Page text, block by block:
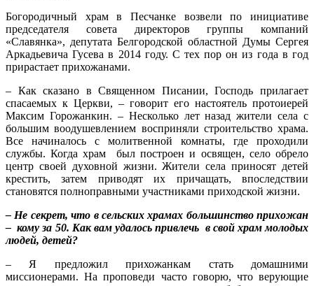
Богородичный храм в Песчанке возвели по инициативе
председателя совета директоров группы компаний
«Славянка», депутата Белгородской областной Думы Сергея
Аркадьевича Гусева в 2014 году. С тех пор он из года в год
прирастает прихожанами.
– Как сказано в Священном Писании, Господь прилагает
спасаемых к Церкви, – говорит его настоятель протоиерей
Максим Горожанкин. – Несколько лет назад жители села с
большим воодушевлением восприняли строительство храма.
Все начиналось с молитвенной комнаты, где проходили
службы. Когда храм был построен и освящен, село обрело
центр своей духовной жизни. Жители села приносят детей
крестить, затем приводят их причащать, впоследствии
становятся полноправными участниками приходской жизни.
– Не секрет, что в сельских храмах большинство прихожан
– кому за 50. Как вам удалось привлечь в свой храм молодых
людей, детей?
– Я предложил прихожанкам стать домашними
миссионерами. На проповеди часто говорю, что верующие